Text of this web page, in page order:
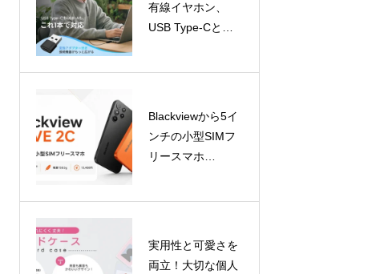
有線イヤホン、
USB Type-Cと
Blackviewから5イ
ンチの小型SIMフ
リースマホ
実用性と可愛さを
両立！大切な個人